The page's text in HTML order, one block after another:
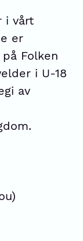
i vårt
er
Folken
i U-18
av